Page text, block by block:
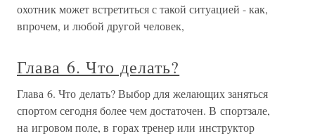
охотник может встретиться с такой ситуацией - как,
впрочем, и любой другой человек,
Глава 6. Что делать?
Глава 6. Что делать? Выбор для желающих заняться
спортом сегодня более чем достаточен. В спортзале,
на игровом поле, в горах тренер или инструктор